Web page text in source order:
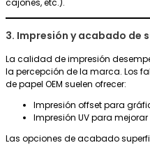
cajones, etc.).
3. Impresión y acabado de
La calidad de impresión
la percepción de la marca. Los
de papel OEM suelen ofrecer:
Impresión offset para
Impresión UV para
Las opciones de acabado